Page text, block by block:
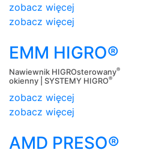
zobacz więcej
zobacz więcej
EMM HIGRO®
Nawiewnik HIGROsterowany®
okienny | SYSTEMY HIGRO®
zobacz więcej
zobacz więcej
AMD PRESO®